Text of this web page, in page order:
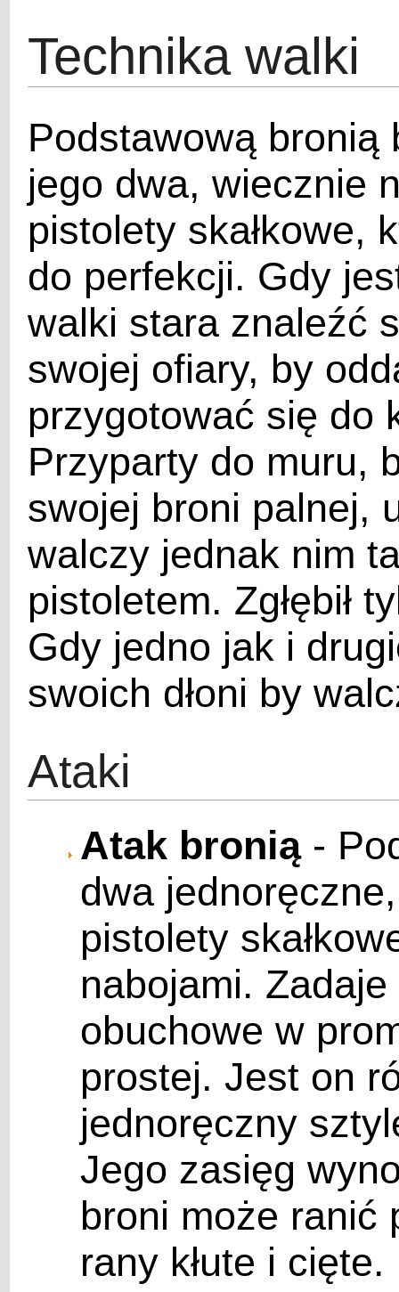
Technika walki
Podstawową bronią
jego dwa, wiecznie
pistolety skałkowe,
do perfekcji. Gdy
walki stara znaleźć
swojej ofiary, by
przygotować się do
Przyparty do muru,
swojej broni palnej,
walczy jednak nim
pistoletem. Zgłębił
Gdy jedno jak i
swoich dłoni by
Ataki
Atak bronią-
dwa
pistolety
nabojami.
obuchowe w
prostej. Jest on
jednoręczny
Jego zasięg
broni może ranić
rany kłute i cięte.